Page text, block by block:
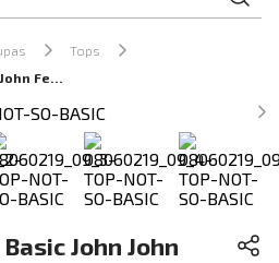
Tops
Top Justo Not So Basic John John Feminino
John John